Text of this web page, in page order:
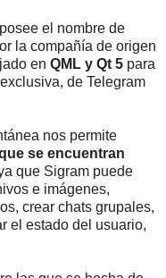
posee el nombre de
la compañía de origen
en QML y Qt 5 para
de Telegram
nos permite
se encuentran
que Sigram puede
e imágenes,
crear chats grupales,
el estado del usuario,